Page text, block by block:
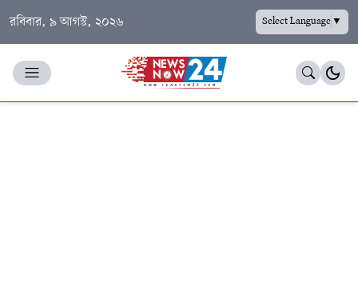
রবিবার, ৯ আগস্ট, ২০২৬ Select Language▼